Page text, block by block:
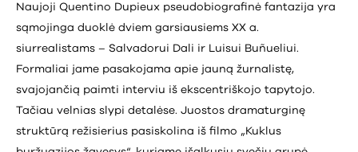
Naujoji Quentino Dupieux pseudobiografinė fantazija yra
sąmojinga duoklė dviem garsiausiems XX a.
siurrealistams – Salvadorui Dali ir Luisui Buñueliui.
Formaliai jame pasakojama apie jauną žurnalistę,
svajojančią paimti interviu iš ekscentriškojo tapytojo.
Tačiau velnias slypi detalėse. Juostos dramaturginę
struktūrą režisierius pasiskolina iš filmo „Kuklus